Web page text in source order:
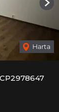
Harta